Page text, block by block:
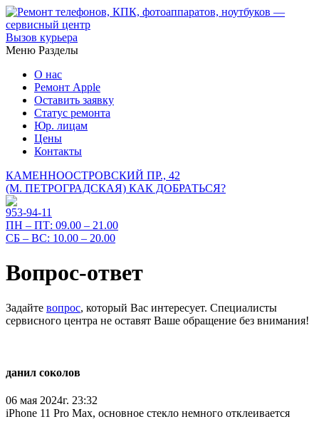
Вызов курьера
Меню Разделы
О нас
Ремонт Apple
Оставить заявку
Статус ремонта
Юр. лицам
Цены
Контакты
КАМЕННООСТРОВСКИЙ ПР., 42
(М. ПЕТРОГРАДСКАЯ) КАК ДОБРАТЬСЯ?
953-94-11
ПН – ПТ: 09.00 – 21.00
СБ – ВС: 10.00 – 20.00
Вопрос-ответ
Задайте вопрос, который Вас интересует. Специалисты
сервисного центра не оставят Ваше обращение без внимания!
данил соколов
06 мая 2024г. 23:32
iPhone 11 Pro Max, основное стекло немного отклеивается